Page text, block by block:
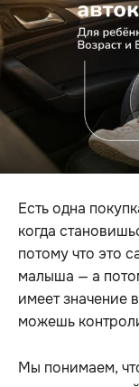
Есть одна
когда
потому что это
малыша — а
имеет значение
можешь
Мы понимаем,